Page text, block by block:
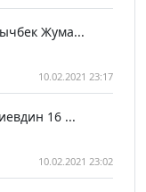
Жума...
10.02.2021 23:17
16 ...
10.02.2021 23:02